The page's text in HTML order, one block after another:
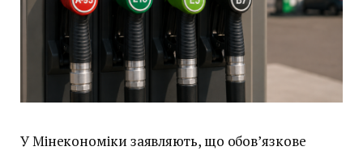
У Мінекономіки заявляють, що обов’язкове